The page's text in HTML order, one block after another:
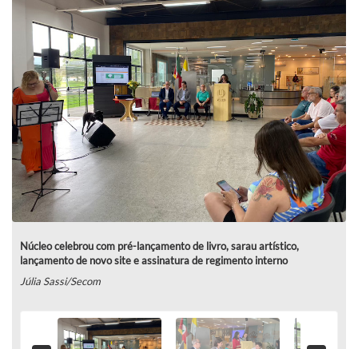
Núcleo celebrou com pré-lançamento de livro, sarau artístico,
lançamento de novo site e assinatura de regimento interno
Júlia Sassi/Secom